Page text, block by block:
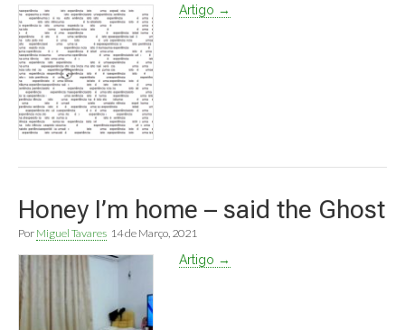
Artigo →
Honey I’m home – said the Ghost
Por Miguel Tavares 14 de Março, 2021
Artigo →